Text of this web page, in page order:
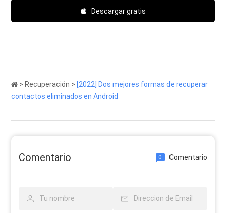
Descargar gratis
> Recuperación > [2022] Dos mejores formas de recuperar
contactos eliminados en Android
Comentario 0 Comentario